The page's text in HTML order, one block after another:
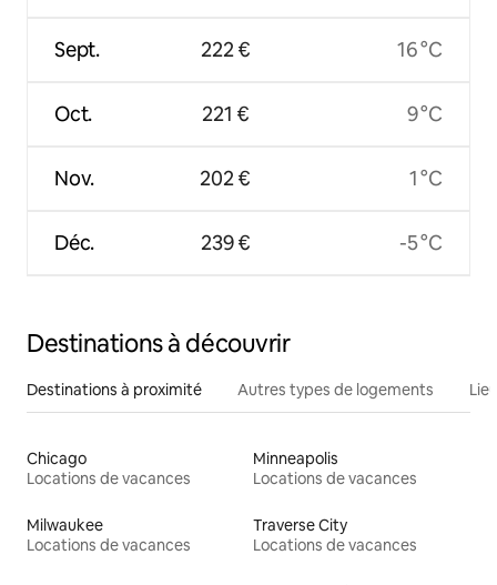
Sept.
Oct.
Nov.
Déc.
222 €
221 €
202 €
239 €
16 °C
9 °C
1 °C
-5 °C
Destinations à découvrir
Destinations à proximité Autres types de logements
Chicago
Locations de vacances
Minneapolis
Locations de vacances
Milwaukee
Locations de vacances
Traverse City
Locations de vacances